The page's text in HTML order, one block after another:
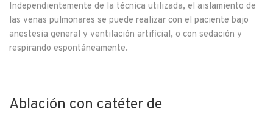
Independientemente de la técnica utilizada, el aislamiento de
las venas pulmonares se puede realizar con el paciente bajo
anestesia general y ventilación artificial, o con sedación y
respirando espontáneamente.
Ablación con catéter de